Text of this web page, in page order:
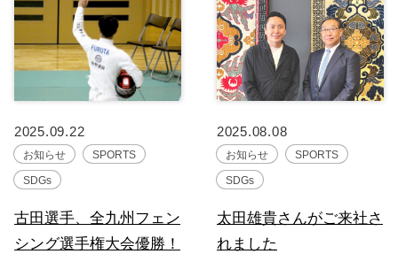
2025.09.22
お知らせ SPORTS
SDGs
古田選手、全九州フェン
シング選手権大会優勝！
2025.08.08
お知らせ SPORTS
SDGs
太田雄貴さんがご来社さ
れました